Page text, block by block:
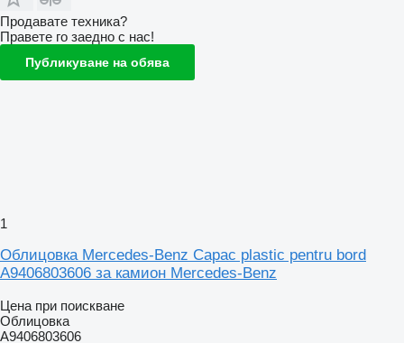
Продавате техника?
Правете го заедно с нас!
Публикуване на обява
1
Облицовка Mercedes-Benz Capac plastic pentru bord
A9406803606 за камион Mercedes-Benz
Цена при поискване
Облицовка
A9406803606